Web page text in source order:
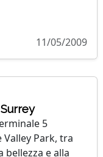
11/05/2009
5
Park, tra
bellezza e alla